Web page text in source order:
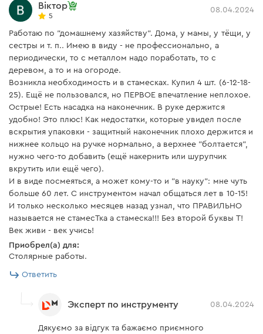
Віктор
5
08.04.2024
Работаю по "домашнему хазяйству". Дома, у мамы, у тёщи, у
сестры и т. п.. Имею в виду - не профессионально, а
периодически, то с металлом надо поработать, то с
деревом, а то и на огороде.
Возникла необходимость и в стамесках. Купил 4 шт. (6-12-18-
25). Ещё не пользовался, но ПЕРВОЕ впечатление неплохое.
Острые! Есть насадка на наконечник. В руке держится
удобно! Это плюс! Как недостатки, которые увидел после
вскрытия упаковки - защитный наконечник плохо держится и
нижнее кольцо на ручке нормально, а верхнее "болтается",
нужно чего-то добавить (ещё накернить или шурупчик
вкрутить или ещё чего).
И в виде посмеяться, а может кому-то и "в науку": мне чуть
больше 60 лет. С инструментом начал общаться лет в 10-15!
И только несколько месяцев назад узнал, что ПРАВИЛЬНО
называется не стамесТка а стамеска!!! Без второй буквы Т!
Век живи - век учись!
Приобрел(а) для:
Столярные работы.
Ответить
Эксперт по инструменту 08.04.2024
Дякуємо за відгук та бажаємо приємного